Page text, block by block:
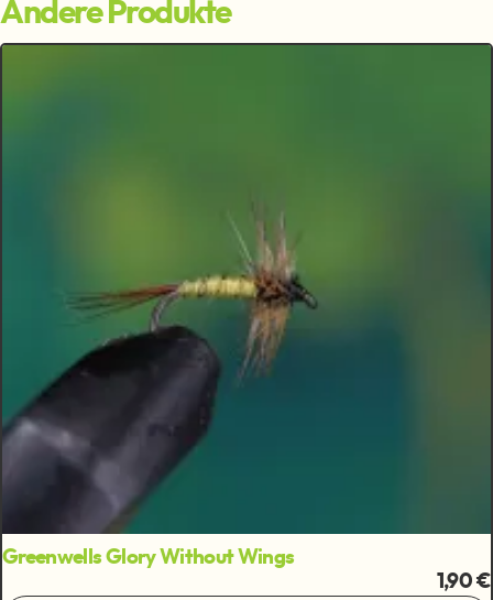
Andere Produkte
Greenwells Glory Without Wings
1,90 €